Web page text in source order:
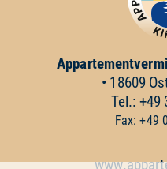
• 18609
Tel.: +49
Fax: +49